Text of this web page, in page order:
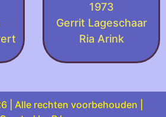
1973
Gerrit Lageschaar
Ria Arink
| Alle rechten voorbehouden |